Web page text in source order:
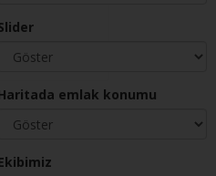
emlak konumu
TL